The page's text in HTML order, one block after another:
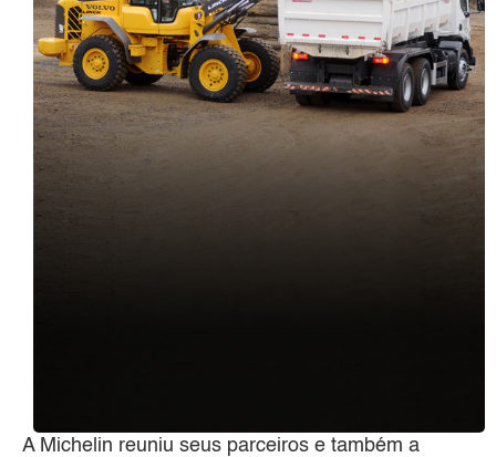
A Michelin reuniu seus parceiros e também a